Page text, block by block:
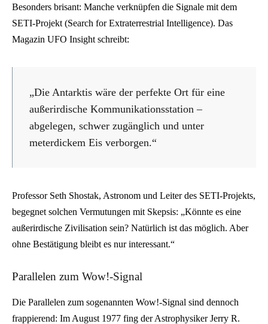
Besonders brisant: Manche verknüpfen die Signale mit dem
SETI-Projekt (Search for Extraterrestrial Intelligence). Das
Magazin UFO Insight schreibt:
„Die Antarktis wäre der perfekte Ort für eine
außerirdische Kommunikationsstation –
abgelegen, schwer zugänglich und unter
meterdickem Eis verborgen.“
Professor Seth Shostak, Astronom und Leiter des SETI-Projekts,
begegnet solchen Vermutungen mit Skepsis: „Könnte es eine
außerirdische Zivilisation sein? Natürlich ist das möglich. Aber
ohne Bestätigung bleibt es nur interessant.“
Parallelen zum Wow!-Signal
Die Parallelen zum sogenannten Wow!-Signal sind dennoch
frappierend: Im August 1977 fing der Astrophysiker Jerry R.